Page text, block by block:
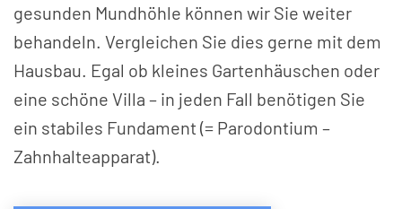
gesunden Mundhöhle können wir Sie weiter
behandeln. Vergleichen Sie dies gerne mit dem
Hausbau. Egal ob kleines Gartenhäuschen oder
eine schöne Villa – in jeden Fall benötigen Sie
ein stabiles Fundament (= Parodontium –
Zahnhalteapparat).